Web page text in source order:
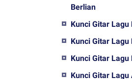
Berlian
Kunci Gitar
Kunci Gitar Lagu
Kunci Gitar Lagu
Kunci Gitar